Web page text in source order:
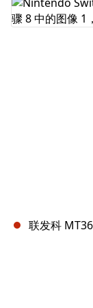
添加评论
联发科